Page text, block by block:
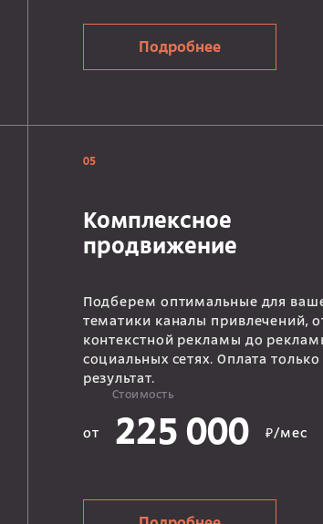
Подробнее
05
Комплексное
продвижение
Подберем оптимальные для
тематики каналы привлечений,
контекстной рекламы до
социальных сетях. Оплата только
результат.
Стоимость
от 225 000 ₽/мес